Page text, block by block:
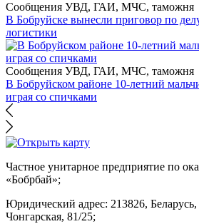
Сообщения УВД, ГАИ, МЧС, таможня
В Бобруйске вынесли приговор по
логистики
Сообщения УВД, ГАИ, МЧС, таможня
В Бобруйском районе 10-летний
играя со спичками
Частное унитарное предприятие по
«Бобрбай»;
Юридический адрес: 213826,
Чонгарская, 81/25;